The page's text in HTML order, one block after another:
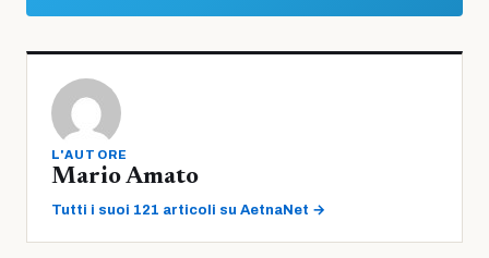
L'AUTORE
Mario Amato
Tutti i suoi 121 articoli su AetnaNet →